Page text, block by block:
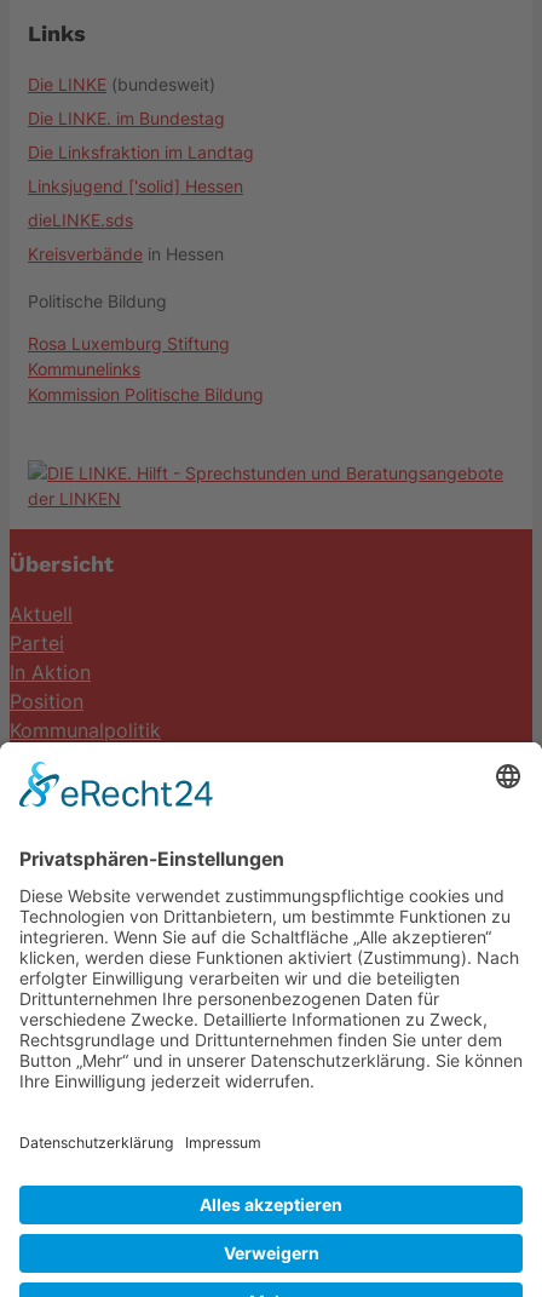
Links
Die LINKE (bundesweit)
Die LINKE. im Bundestag
Die Linksfraktion im Landtag
Linksjugend ['solid] Hessen
dieLINKE.sds
Kreisverbände in Hessen
Politische Bildung
Rosa Luxemburg Stiftung
Kommunelinks
Kommission Politische Bildung
Übersicht
Aktuell
Partei
In Aktion
Position
Kommunalpolitik
Termine
DIE LINKE. Schwalm-Eder
Steingasse 5
34613 Schwalmstadt
Tel.06691 8077899
info@die-linke-schwalm-eder.de
Gesetzliches
Impressum
Cookie-Einstellungen
© 2026 DIE LINKE. Schwalm-Eder
GeneratePress